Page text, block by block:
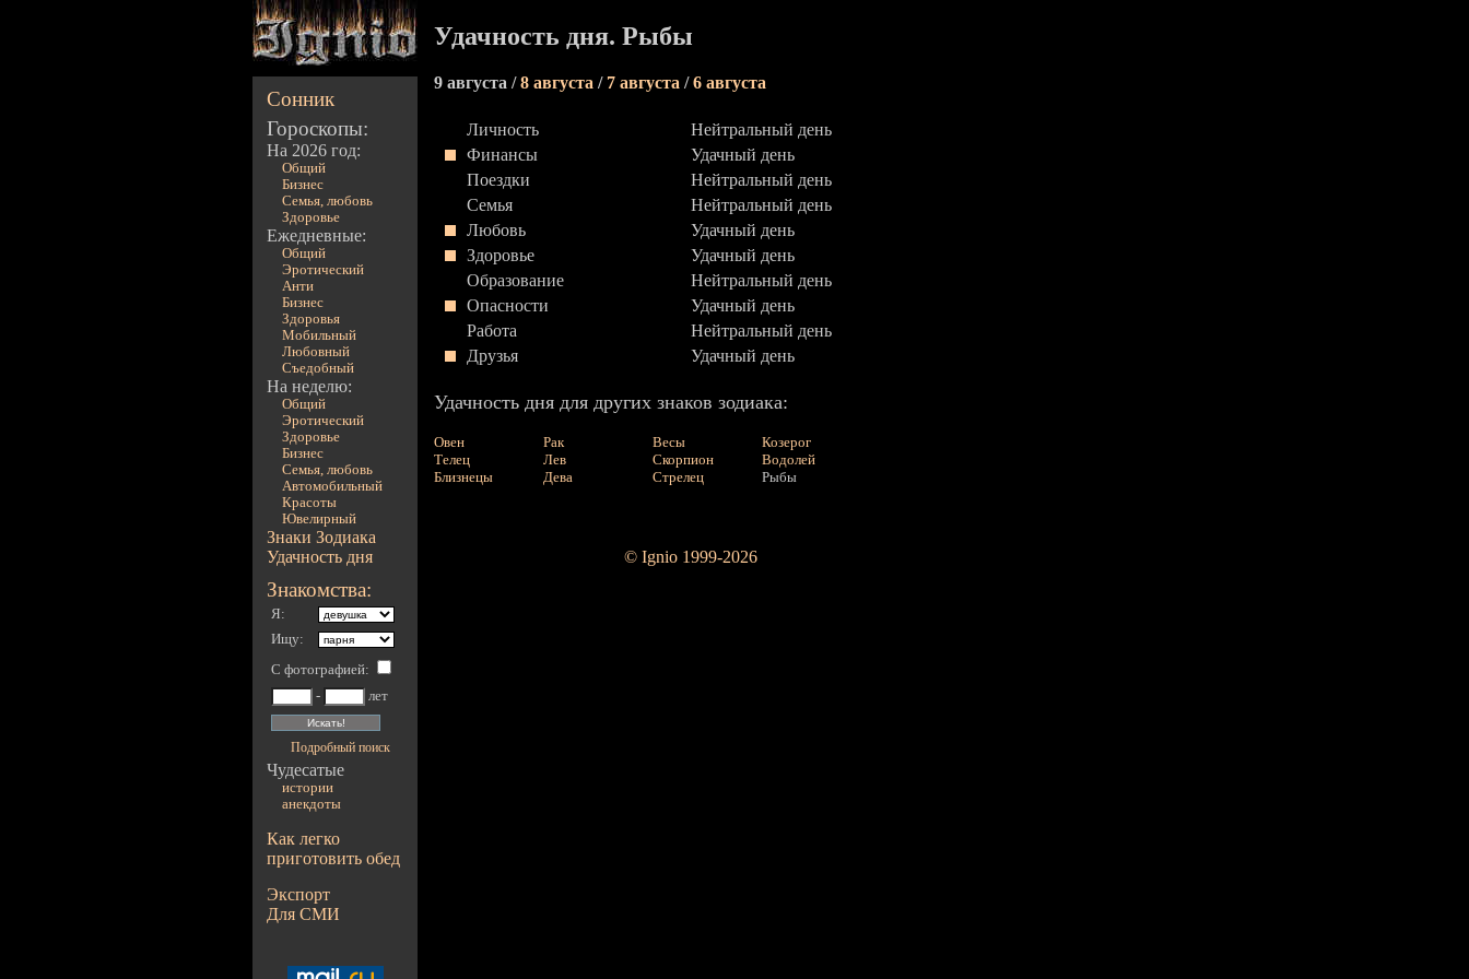
Сонник
Гороскопы:
На 2026 год:
Общий
Бизнес
Семья, любовь
Здоровье
Ежедневные:
Общий
Эротический
Анти
Бизнес
Здоровья
Мобильный
Любовный
Съедобный
На неделю:
Общий
Эротический
Здоровье
Бизнес
Семья, любовь
Автомобильный
Красоты
Ювелирный
Знаки Зодиака
Удачность дня
Знакомства:
Я:
Ищу:
С фотографией:
-
лет
Подробный поиск
Чудесатые
истории
анекдоты
Как легко
приготовить обед
Экспорт
Для СМИ
Удачность дня. Рыбы
9 августа /8 августа / 7 августа /6 августа
Личность
Нейтральный день
Финансы
Удачный день
Поездки
Нейтральный день
Семья
Нейтральный день
Любовь
Удачный день
Здоровье
Удачный день
Образование
Нейтральный день
Опасности
Удачный день
Работа
Нейтральный день
Друзья
Удачный день
Удачность дня для других знаков зодиака:
Овен
Телец
Близнецы
Рак
Лев
Дева
Весы
Скорпион
Стрелец
Козерог
Водолей
Рыбы
© Ignio 1999-2026